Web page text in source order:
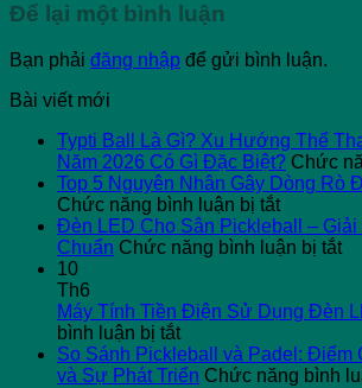
Để lại một bình luận
Bạn phải đăng nhập để gửi bình luận.
Bài viết mới
Typti Ball Là Gì? Xu Hướng Thể
Năm 2026 Có Gì Đặc Biệt? Chức
Top 5 Nguyên Nhân Gây Dòng Rò
Chức năng bình luận bị tắtở
Top
5
Gây
Rò
Điện
Đèn LED Cho Sân Pickleball – Giải
Chuẩn Chức năng bình luận bị tắtở
–
10
Th6
Máy Tính Tiền Điện Sử Dụng Đèn
bình luận bị tắtở
Máy
Tính
So Sánh Pickleball và Padel: Điểm
và Sự Phát Triển Chức năng bình